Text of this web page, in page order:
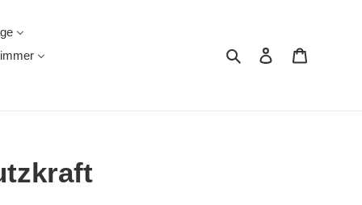
Suchen Einloggen